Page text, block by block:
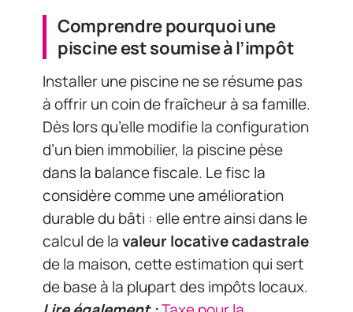
Comprendre pourquoi une
piscine est soumise à l’impôt
Installer une piscine ne se résume pas
à offrir un coin de fraîcheur à sa famille.
Dès lors qu’elle modifie la configuration
d’un bien immobilier, la piscine pèse
dans la balance fiscale. Le fisc la
considère comme une amélioration
durable du bâti : elle entre ainsi dans le
calcul de lavaleur locative cadastrale
de la maison, cette estimation qui sert
de base à la plupart des impôts locaux.